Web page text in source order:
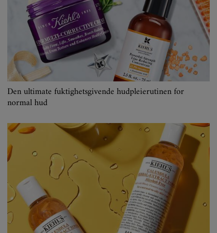
Den ultimate fuktighetsgivende hudpleierutinen for
normal hud